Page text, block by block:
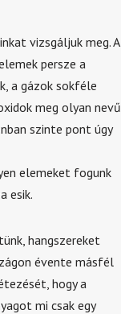
vizsgáljuk meg. A
persze a
a gázok sokféle
meg olyan nevű
szinte pont úgy
elemeket fogunk
esik.
hangszereket
évente másfél
hogy a
mi csak egy